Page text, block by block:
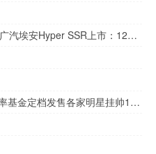
中国第一超跑 零百加速1.9秒！广汽埃安Hyper SSR上市：128.6万起
浮动费率基金来了！3只浮动费率基金定档发售各家明星挂帅17只获批待发 到底什么情况嘞